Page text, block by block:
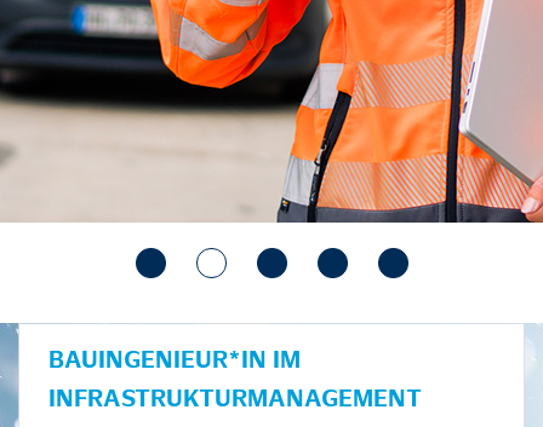
BAUINGENIEUR*IN IM
INFRASTRUKTURMANAGEMENT